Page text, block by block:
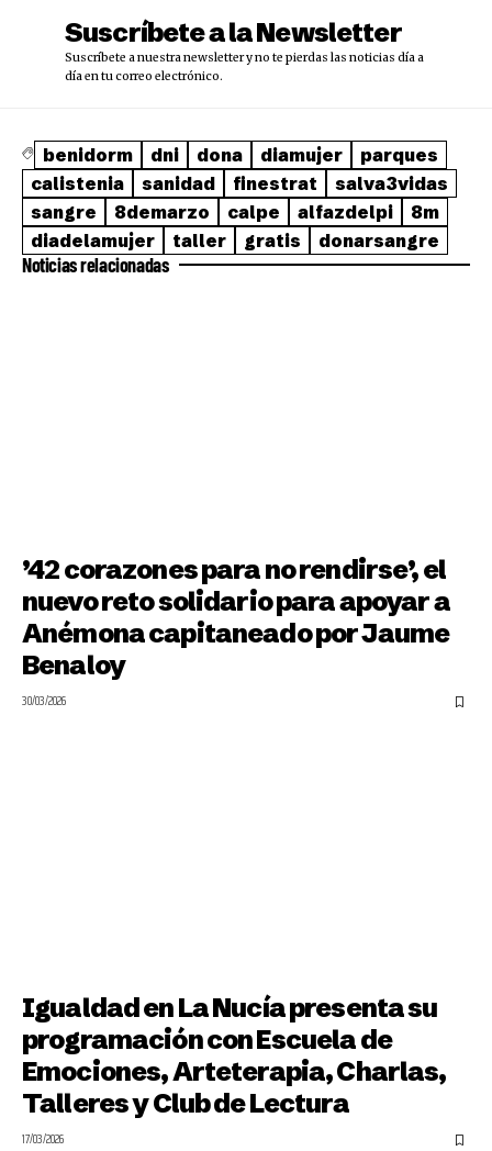
Suscríbete a la Newsletter
Suscríbete a nuestra newsletter y no te pierdas las noticias día a
día en tu correo electrónico.
benidorm dni dona diamujer
parques
calistenia
sanidad finestrat
salva3vidas
sangre
8demarzo calpe alfazdelpi
8m
diadelamujer
taller gratis donarsangre
Noticias relacionadas
’42 corazones para no rendirse’, el
nuevo reto solidario para apoyar a
Anémona capitaneado por Jaume
Benaloy
30/03/2026
Igualdad en La Nucía presenta su
programación con Escuela de
Emociones, Arteterapia, Charlas,
Talleres y Club de Lectura
17/03/2026